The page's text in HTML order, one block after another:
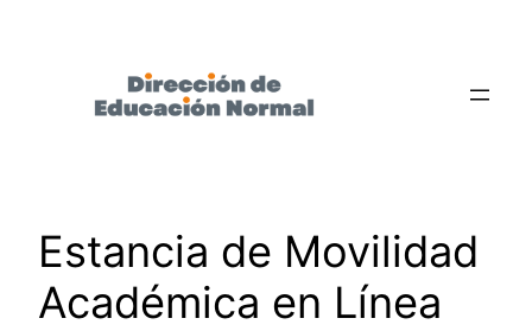
Estancia de Movilidad
Académica en Línea